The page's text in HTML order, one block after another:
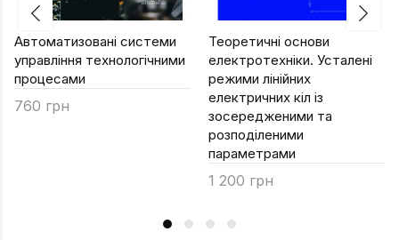
Автоматизовані системи
управління технологічними
процесами
760 грн
Теоретичні основи
електротехніки. Усталені
режими лінійних
електричних кіл із
зосередженими та
розподіленими
параметрами
1 200 грн